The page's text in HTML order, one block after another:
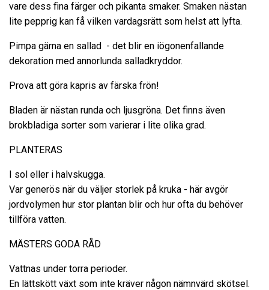
vare dess fina färger och pikanta smaker. Smaken nästan
lite pepprig kan få vilken vardagsrätt som helst att lyfta.
Pimpa gärna en sallad - det blir en iögonenfallande
dekoration med annorlunda salladkryddor.
Prova att göra kapris av färska frön!
Bladen är nästan runda och ljusgröna. Det finns även
brokbladiga sorter som varierar i lite olika grad.
PLANTERAS
I sol eller i halvskugga.
Var generös när du väljer storlek på kruka - här avgör
jordvolymen hur stor plantan blir och hur ofta du behöver
tillföra vatten.
MÄSTERS GODA RÅD
Vattnas under torra perioder.
En lättskött växt som inte kräver någon nämnvärd skötsel.